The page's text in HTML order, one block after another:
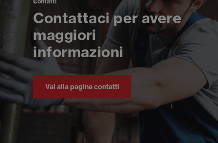
Contattaci per avere
maggiori
informazioni
Vai alla pagina contatti